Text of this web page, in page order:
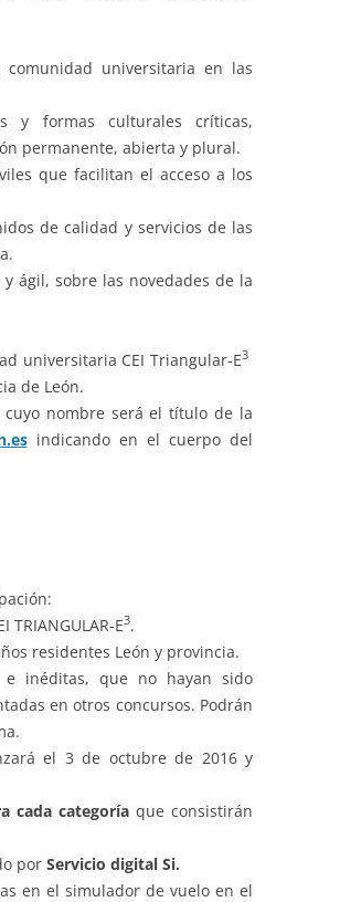
universitaria en las
y formas culturales críticas,
permanente, abierta y plural.
que facilitan el acceso a los
de calidad y servicios de las
ágil, sobre las novedades de la
universitaria CEI Triangular-E3
de León.
nombre será el título de la
indicando en el cuerpo del
TRIANGULAR-E3.
residentes León y provincia.
e inéditas, que no hayan sido
en otros concursos. Podrán
el 3 de octubre de 2016 y
cada categoríaque consistirán
por Servicio digital Si.
en el simulador de vuelo en el